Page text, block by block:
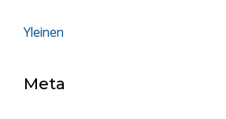
Yleinen
Meta